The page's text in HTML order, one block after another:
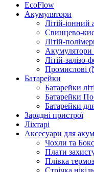
EcoFlow
Акумулятори
Літій-
Свинцево-
Літій-
Літій-
Промислові
Батарейки
Батарейки
Батарейки
Батарейки
Зарядні пристрої
Ліхтарі
Аксесуари для
Чохли та
Плати
Плівка
Стрічка